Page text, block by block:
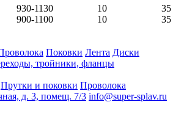
930-1130 10
35
900-1100 10 35
Поковки Лента Диски
тройники, фланцы
Прутки и поковки Проволока
д. 3, помещ. 7/3 info@super-splav.ru